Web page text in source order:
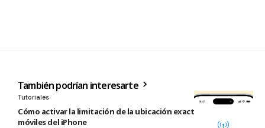
También podrían interesarte
Tutoriales
Cómo activar la limitación de la ubicación exacta para redes
móviles del iPhone